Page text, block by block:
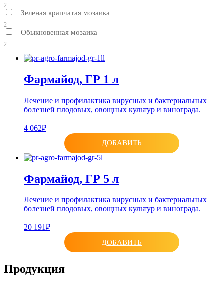
2
Зеленая крапчатая мозаика
2
Обыкновенная мозаика
2
Фармайод, ГР 1 л
Лечение и профилактика вирусных и бактериальных
болезней плодовых, овощных культур и винограда.
4 062₽
ДОБАВИТЬ
Фармайод, ГР 5 л
Лечение и профилактика вирусных и бактериальных
болезней плодовых, овощных культур и винограда.
20 191₽
ДОБАВИТЬ
Продукция